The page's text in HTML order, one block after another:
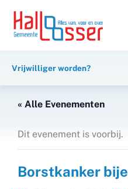
inhoud
naar
Vrijwilliger worden?
« Alle Evenementen
Dit evenement is voorbij.
Borstkanker